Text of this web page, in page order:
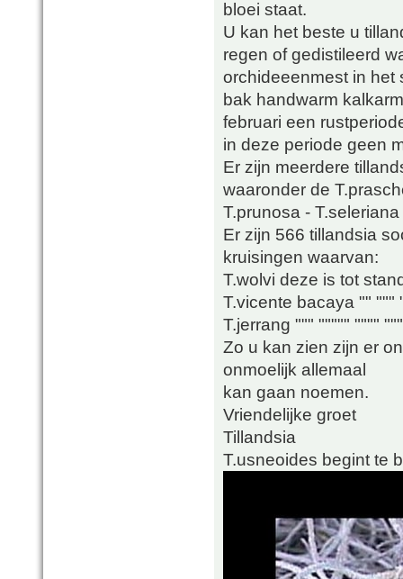
bloei staat.
U kan het beste u
regen of gedistileerd
orchideeenmest in het
bak handwarm
februari een
in deze periode geen
Er zijn meerdere
waaronder de
T.prunosa -
Er zijn 566 tillandsia
kruisingen waarvan:
T.wolvi deze is tot
T.vicente bacaya "" """
T.jerrang """ """"" """"
Zo u kan zien zijn er
onmoelijk allemaal
kan gaan noemen.
Vriendelijke groet
Tillandsia
T.usneoides begint te